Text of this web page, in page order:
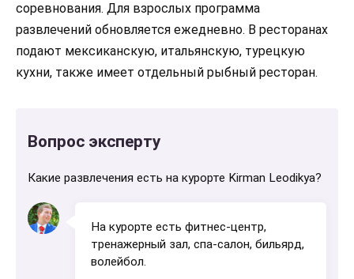
соревнования. Для взрослых программа
развлечений обновляется ежедневно. В ресторанах
подают мексиканскую, итальянскую, турецкую
кухни, также имеет отдельный рыбный ресторан.
Вопрос эксперту
Какие развлечения есть на курорте Kirman Leodikya?
На курорте есть фитнес-центр,
тренажерный зал, спа-салон, бильярд,
волейбол.